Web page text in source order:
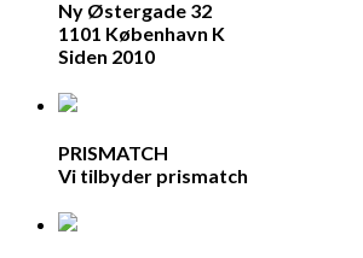
Ny Østergade 32
1101 København K
Siden 2010
PRISMATCH
Vi tilbyder prismatch